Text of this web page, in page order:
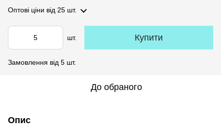
Оптові ціни від 25 шт.
шт. Купити
Замовлення від 5 шт.
До обраного
Опис